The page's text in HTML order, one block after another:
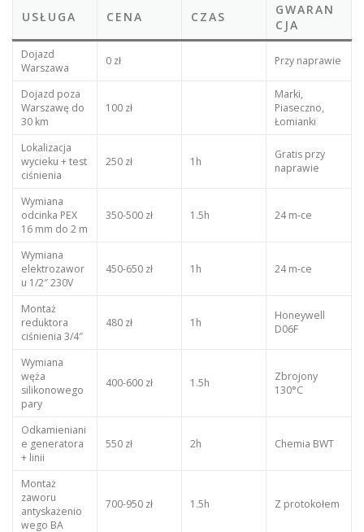
USŁUGA CENA CZAS
GWARAN
CJA
Dojazd
Warszawa
0 zł Przy naprawie
Dojazd poza
Warszawę do
30 km
100 zł
Marki,
Piaseczno,
Łomianki
Lokalizacja
wycieku + test
ciśnienia
250 zł 1h
Gratis przy
naprawie
Wymiana
odcinka PEX
16 mm do 2 m
350-500 zł 1.5h 24 m-ce
Wymiana
elektrozawor
u 1/2″ 230V
450-650 zł 1h 24 m-ce
Montaż
reduktora
ciśnienia 3/4″
480 zł 1h
Honeywell
D06F
Wymiana
węża
silikonowego
pary
400-600 zł 1.5h
Zbrojony
130°C
Odkamieniani
e generatora
+ linii
550 zł 2h Chemia BWT
Montaż
zaworu
antyskażenio
wego BA
700-950 zł 1.5h Z protokołem